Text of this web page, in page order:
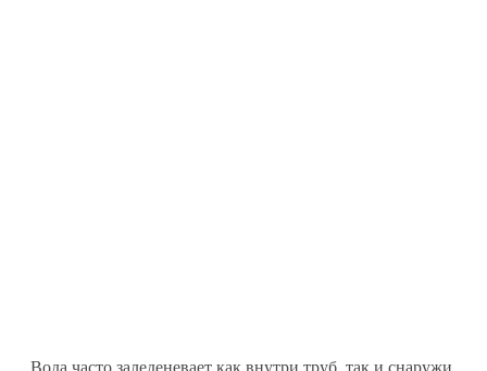
Вода часто заледеневает как внутри труб, так и снаружи.